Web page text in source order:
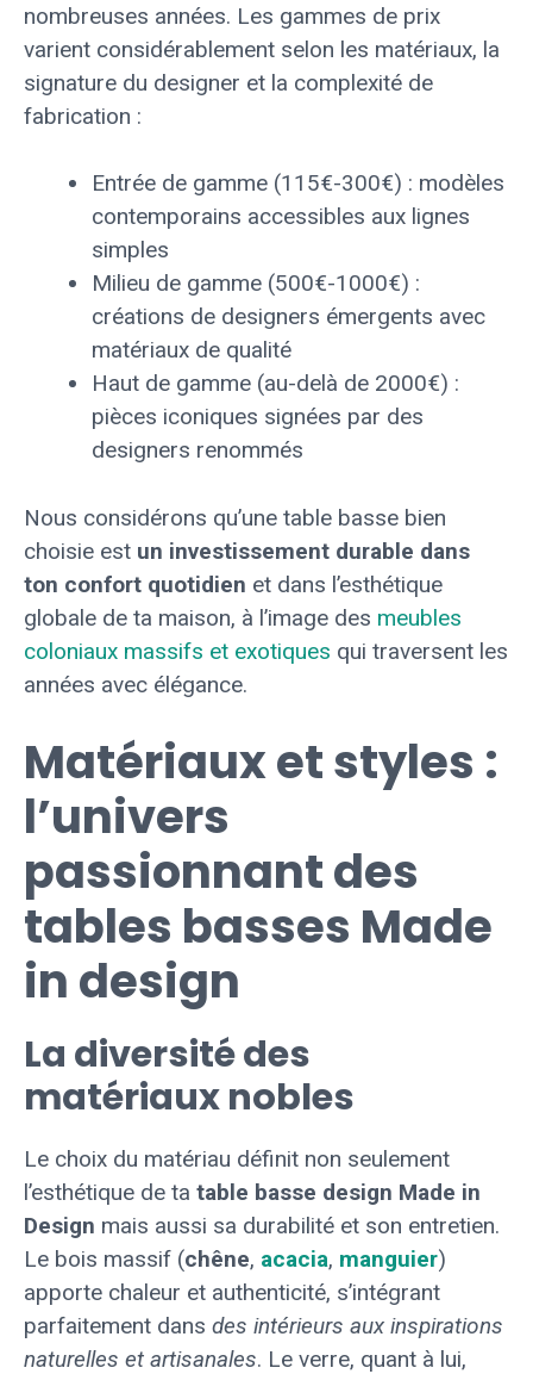
nombreuses années. Les gammes de prix
varient considérablement selon les matériaux, la
signature du designer et la complexité de
fabrication :
Entrée de gamme (115€-300€) : modèles
contemporains accessibles aux lignes
simples
Milieu de gamme (500€-1000€) :
créations de designers émergents avec
matériaux de qualité
Haut de gamme (au-delà de 2000€) :
pièces iconiques signées par des
designers renommés
Nous considérons qu’une table basse bien
choisie est un investissement durable dans
ton confort quotidien et dans l’esthétique
globale de ta maison, à l’image des meubles
coloniaux massifs et exotiques qui traversent les
années avec élégance.
Matériaux et styles :
l’univers
passionnant des
tables basses Made
in design
La diversité des
matériaux nobles
Le choix du matériau définit non seulement
l’esthétique de ta table basse design Made in
Design mais aussi sa durabilité et son entretien.
Le bois massif (chêne, acacia, manguier)
apporte chaleur et authenticité, s’intégrant
parfaitement dans des intérieurs aux inspirations
naturelles et artisanales. Le verre, quant à lui,